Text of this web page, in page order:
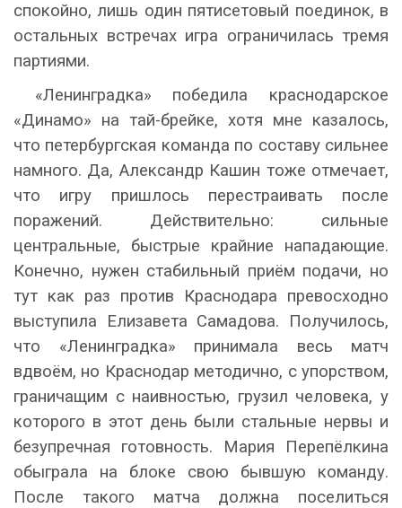
спокойно, лишь один пятисетовый поединок, в
остальных встречах игра ограничилась тремя
партиями.
«Ленинградка» победила краснодарское
«Динамо» на тай-брейке, хотя мне казалось,
что петербургская команда по составу сильнее
намного. Да, Александр Кашин тоже отмечает,
что игру пришлось перестраивать после
поражений. Действительно: сильные
центральные, быстрые крайние нападающие.
Конечно, нужен стабильный приём подачи, но
тут как раз против Краснодара превосходно
выступила Елизавета Самадова. Получилось,
что «Ленинградка» принимала весь матч
вдвоём, но Краснодар методично, с упорством,
граничащим с наивностью, грузил человека, у
которого в этот день были стальные нервы и
безупречная готовность. Мария Перепёлкина
обыграла на блоке свою бывшую команду.
После такого матча должна поселиться